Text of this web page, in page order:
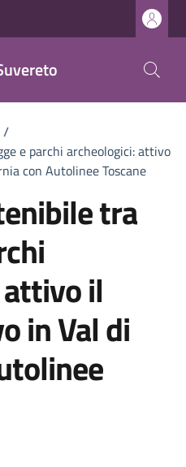
/
e parchi archeologici: attivo
con Autolinee Toscane
tra
il
in Val di